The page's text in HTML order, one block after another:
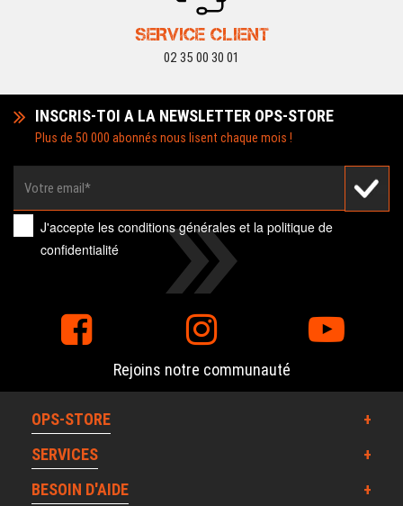
SERVICE CLIENT
02 35 00 30 01
INSCRIS-TOI A LA NEWSLETTER OPS-STORE
Plus de 50 000 abonnés nous lisent chaque mois !
J'accepte lesconditions générales et lapolitique de
confidentialité
Rejoins notre communauté
OPS-STORE
SERVICES
BESOIN D'AIDE